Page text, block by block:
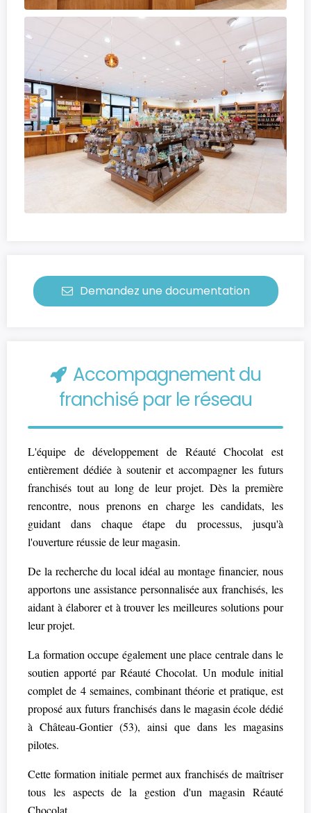
Demandez une documentation
Accompagnement du
franchisé par le réseau
L'équipe de développement de Réauté Chocolat est
entièrement dédiée à soutenir et accompagner les futurs
franchisés tout au long de leur projet. Dès la première
rencontre, nous prenons en charge les candidats, les
guidant dans chaque étape du processus, jusqu'à
l'ouverture réussie de leur magasin.
De la recherche du local idéal au montage financier, nous
apportons une assistance personnalisée aux franchisés, les
aidant à élaborer et à trouver les meilleures solutions pour
leur projet.
La formation occupe également une place centrale dans le
soutien apporté par Réauté Chocolat. Un module initial
complet de 4 semaines, combinant théorie et pratique, est
proposé aux futurs franchisés dans le magasin école dédié
à Château-Gontier (53), ainsi que dans les magasins
pilotes.
Cette formation initiale permet aux franchisés de maîtriser
tous les aspects de la gestion d'un magasin Réauté